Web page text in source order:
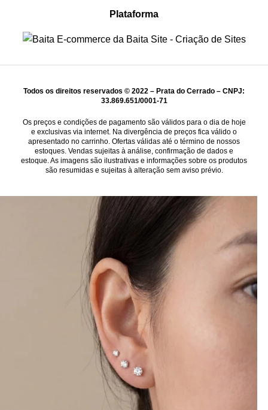
Plataforma
Todos os direitos reservados © 2022 – Prata do Cerrado – CNPJ:
33.869.651/0001-71
Os preços e condições de pagamento são válidos para o dia de hoje
e exclusivas via internet. Na divergência de preços fica válido o
apresentado no carrinho. Ofertas válidas até o término de nossos
estoques. Vendas sujeitas à análise, confirmação de dados e
estoque. As imagens são ilustrativas e informações sobre os produtos
são resumidas e sujeitas à alteração sem aviso prévio.